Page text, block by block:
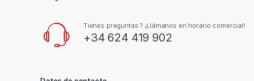
Tienes preguntas ? ¡Llámanos en horario comercial!
+34 624 419 902